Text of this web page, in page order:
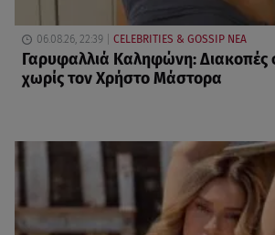
06.08.26, 22:39 CELEBRITIES & GOSSIP ΝΕΑ
Γαρυφαλλιά Καληφώνη: Διακοπές
χωρίς τον Χρήστο Μάστορα